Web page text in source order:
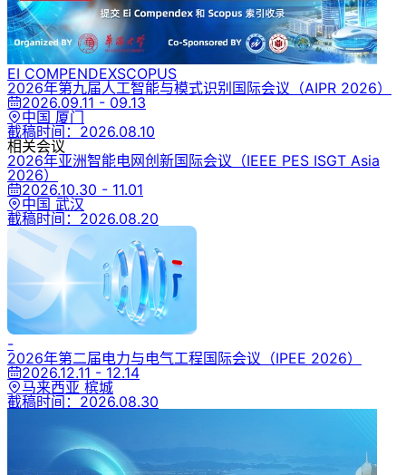
EI COMPENDEXSCOPUS
2026年第九届人工智能与模式识别国际会议 （AIPR 2026）
2026.09.11 - 09.13
中国 厦门
截稿时间： 2026.08.10
相关会议
2026年亚洲智能电网创新国际会议 （IEEE PES ISGT Asia
2026）
2026.10.30 - 11.01
中国 武汉
截稿时间： 2026.08.20
-
2026年第二届电力与电气工程国际会议 （IPEE 2026）
2026.12.11 - 12.14
马来西亚 槟城
截稿时间： 2026.08.30